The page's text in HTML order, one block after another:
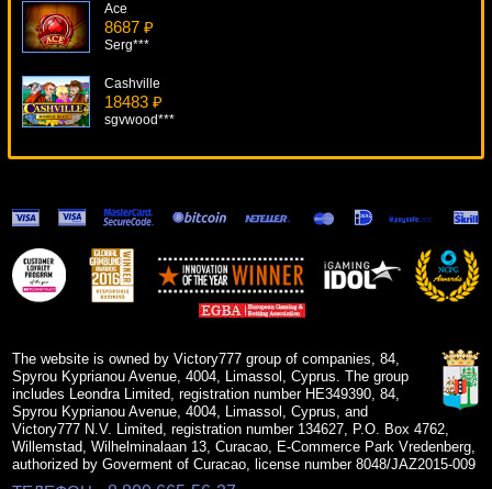
Ace
8687 ₽
Serg***
Cashville
18483 ₽
sgvwood***
Fairytale Legends: Hansel & Gretel
13605 ₽
sgvwood***
Aztec Treasures 3D
The website is owned by Victory777 group of companies, 84,
Spyrou Kyprianou Avenue, 4004, Limassol, Cyprus. The group
includes Leondra Limited, registration number HE349390, 84,
Spyrou Kyprianou Avenue, 4004, Limassol, Cyprus, and
Victory777 N.V. Limited, registration number 134627, P.O. Box 4762,
Willemstad, Wilhelminalaan 13, Curacao, E-Commerce Park Vredenberg,
authorized by Goverment of Curacao, license number 8048/JAZ2015-009